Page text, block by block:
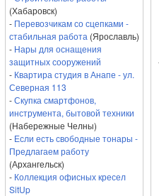
(Хабаровск)
- Перевозчикам со сцепками -
стабильная работа (Ярославль)
- Нары для оснащения
защитных сооружений
- Квартира студия в Анапе - ул.
Северная 113
-Скупка смартфонов,
инструмента, бытовой техники
(Набережные Челны)
- Если есть свободные тонары -
Предлагаем работу
(Архангельск)
- Коллекция офисных кресел
SitUp